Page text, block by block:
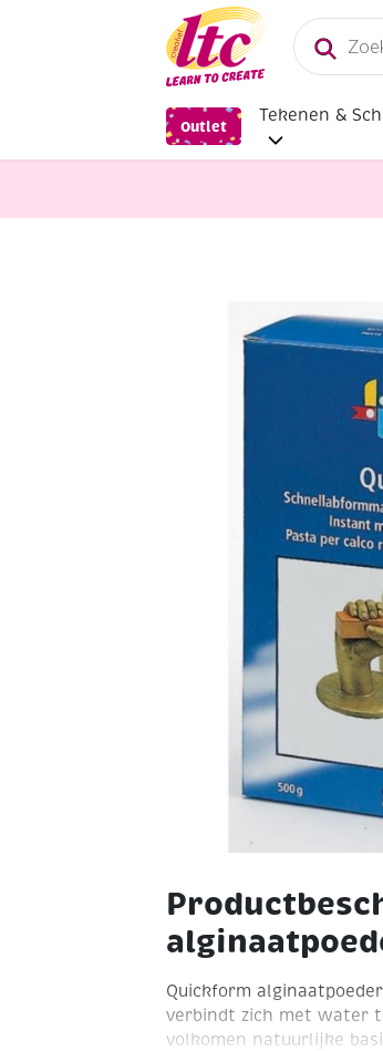
Producten
zoeken
Outlet
Tekenen &
Vormgieten
Quickform
verbindt zich met water
volkomen natuurlijke